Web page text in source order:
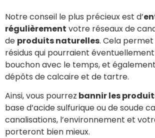
Notre conseil le plus précieux est d’
régulièrement votre réseaux de
de produits naturelles. Cela permet
résidus qui pourraient
bouchon avec le temps, et
dépôts de calcaire et de tartre.
Ainsi, vous pourrez bannir les
base d’acide sulfurique ou de soude
canalisations, l’environnement et
porteront bien mieux.